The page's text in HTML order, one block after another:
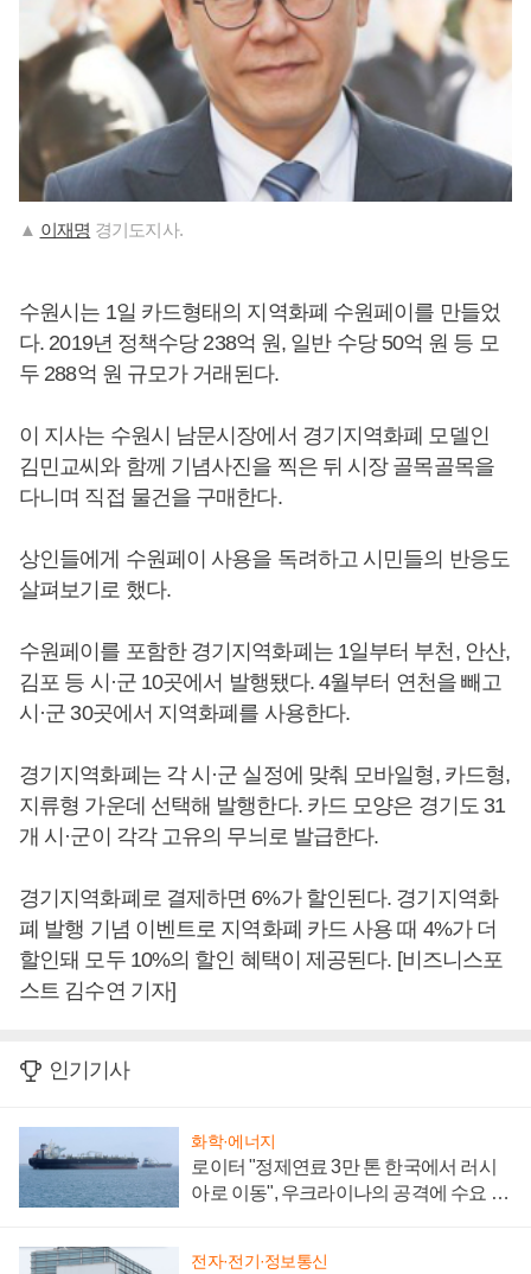
▲ 이재명 경기도지사.
수원시는 1일 카드형태의 지역화폐 수원페이를 만들었
다. 2019년 정책수당 238억 원, 일반 수당 50억 원 등 모
두 288억 원 규모가 거래된다.
이 지사는 수원시 남문시장에서 경기지역화폐 모델인
김민교씨와 함께 기념사진을 찍은 뒤 시장 골목골목을
다니며 직접 물건을 구매한다.
상인들에게 수원페이 사용을 독려하고 시민들의 반응도
살펴보기로 했다.
수원페이를 포함한 경기지역화폐는 1일부터 부천, 안산,
김포 등 시·군 10곳에서 발행됐다. 4월부터 연천을 빼고
시·군 30곳에서 지역화폐를 사용한다.
경기지역화폐는 각 시·군 실정에 맞춰 모바일형, 카드형,
지류형 가운데 선택해 발행한다. 카드 모양은 경기도 31
개 시·군이 각각 고유의 무늬로 발급한다.
경기지역화폐로 결제하면 6%가 할인된다. 경기지역화
폐 발행 기념 이벤트로 지역화폐 카드 사용 때 4%가 더
할인돼 모두 10%의 할인 혜택이 제공된다. [비즈니스포
스트 김수연 기자]
인기기사
화학·에너지
로이터 "정제연료 3만 톤 한국에서 러시
아로 이동", 우크라이나의 공격에 수요 늘
전자·전기·정보통신